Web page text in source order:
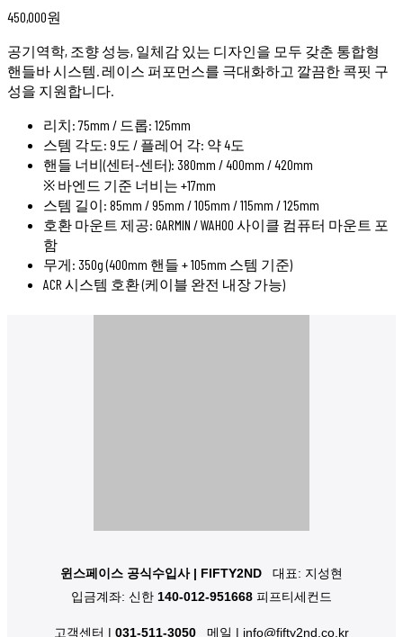
450,000원
공기역학, 조향 성능, 일체감 있는 디자인을 모두 갖춘 통합형
핸들바 시스템. 레이스 퍼포먼스를 극대화하고 깔끔한 콕핏 구
성을 지원합니다.
리치: 75mm / 드롭: 125mm
스템 각도: 9도 / 플레어 각: 약 4도
핸들 너비(센터-센터): 380mm / 400mm / 420mm
※ 바엔드 기준 너비는 +17mm
스템 길이: 85mm / 95mm / 105mm / 115mm / 125mm
호환 마운트 제공: GARMIN / WAHOO 사이클 컴퓨터 마운트 포
함
무게: 350g (400mm 핸들 + 105mm 스템 기준)
ACR 시스템 호환 (케이블 완전 내장 가능)
윈스페이스 공식수입사 | FIFTY2ND
대표: 지성현
입금계좌: 신한 140-012-951668 피프티세컨드
고객센터 | 031-511-3050
메일 | info@fifty2nd.co.kr